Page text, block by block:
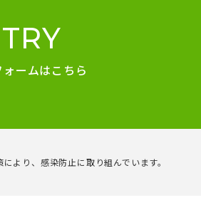
ームはこちら
より、感染防止に取り組んでいます。